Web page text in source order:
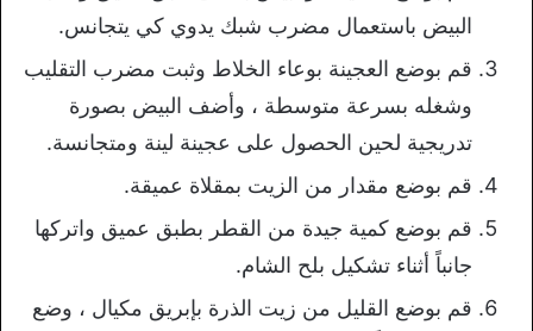
البيض باستعمال مضرب شبك يدوي كي يتجانس.
قم بوضع العجينة بوعاء الخلاط وثبت مضرب التقليب
وشغله بسرعة متوسطة ، وأضف البيض بصورة
تدريجية لحين الحصول على عجينة لينة ومتجانسة.
قم بوضع مقدار من الزيت بمقلاة عميقة.
قم بوضع كمية جيدة من القطر بطبق عميق واتركها
جانباً أثناء تشكيل بلح الشام.
قم بوضع القليل من زيت الذرة بإبريق مكيال ، وضع